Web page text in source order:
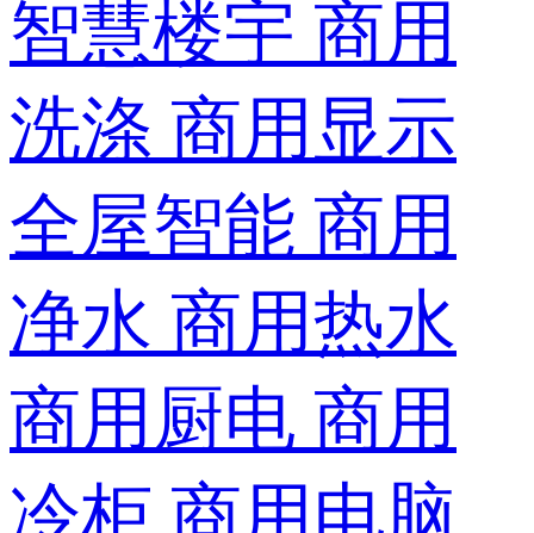
智慧楼宇 商用
洗涤 商用显示
全屋智能 商用
净水 商用热水
商用厨电 商用
冷柜 商用电脑